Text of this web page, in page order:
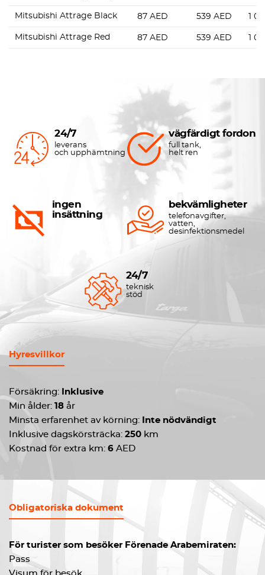
Mitsubishi Attrage Black 87 AED 539 AED 1
Mitsubishi Attrage Red 87 AED 539 AED 1
24/7
leverans
och upphämtning
vägfärdigt fordon
full tank,
helt ren
ingen
insättning
bekvämligheter
telefonavgifter,
vatten,
desinfektionsmedel
24/7
teknisk
stöd
Hyresvillkor
Försäkring:
Inklusive
Min ålder: 18 år
Minsta erfarenhet av körning:
Inte nödvändigt
Inklusive dagskörsträcka: 250 km
Kostnad för extra km: 6 AED
Obligatoriska dokument
För turister som besöker Förenade Arabemiraten:
Pass